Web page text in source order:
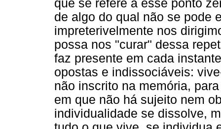
que se refere a esse ponto
de algo do qual não se pode
impreterivelmente nos
possa nos "curar" dessa
faz presente em cada
opostas e indissociáveis:
não inscrito na memória,
em que não há sujeito nem
individualidade se dissolve,